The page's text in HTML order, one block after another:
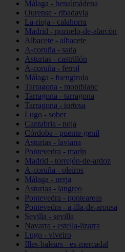
Málaga - benalmádena
Ourense - ribadavia
La-rioja - calahorra
Madrid - pozuelo-de-alarcón
Albacete - albacete
A-coruña - sada
Asturias - castrillón
A-coruña - ferrol
Málaga - fuengirola
Tarragona - montblanc
Tarragona - tarragona
Tarragona - tortosa
Lugo - sober
Cantabria - noja
Córdoba - puente-genil
Asturias - laviana
Pontevedra - marín
Madrid - torrejón-de-ardoz
A-coruña - oleiros
Málaga - nerja
Asturias - langreo
Pontevedra - ponteareas
Pontevedra - a-illa-de-arousa
Sevilla - sevilla
Navarra - estella-lizarra
Lugo - viveiro
Illes-balears - es-mercadal